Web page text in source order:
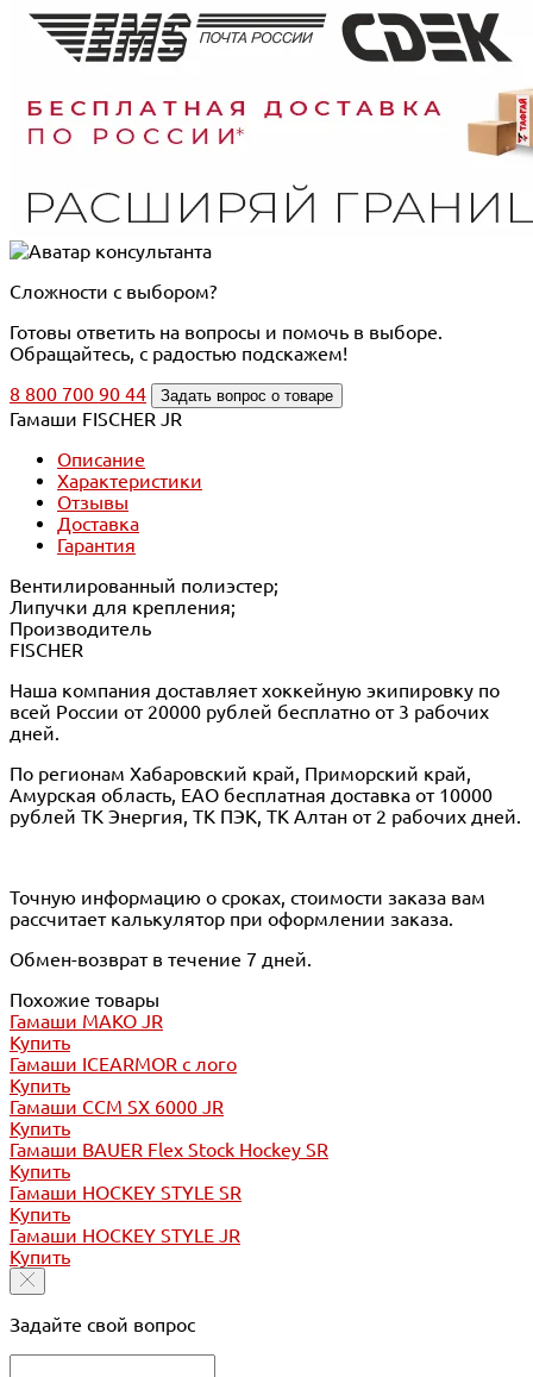
Сложности с выбором?
Готовы ответить на вопросы и помочь в выборе.
Обращайтесь, с радостью подскажем!
8 800 700 90 44
Задать вопрос о товаре
Гамаши FISCHER JR
Описание
Характеристики
Отзывы
Доставка
Гарантия
Вентилированный полиэстер;
Липучки для крепления;
Производитель
FISCHER
Наша компания доставляет хоккейную экипировку по
всей России от 20000 рублей бесплатно от 3 рабочих
дней.
По регионам Хабаровский край, Приморский край,
Амурская область, ЕАО бесплатная доставка от 10000
рублей ТК Энергия, ТК ПЭК, ТК Алтан от 2 рабочих дней.
Точную информацию о сроках, стоимости заказа вам
рассчитает калькулятор при оформлении заказа.
Обмен-возврат в течение 7 дней.
Похожие товары
Гамаши MAKO JR
Купить
Гамаши ICEARMOR с лого
Купить
Гамаши CCM SX 6000 JR
Купить
Гамаши BAUER Flex Stock Hockey SR
Купить
Гамаши HOCKEY STYLE SR
Купить
Гамаши HOCKEY STYLE JR
Купить
Задайте свой вопрос